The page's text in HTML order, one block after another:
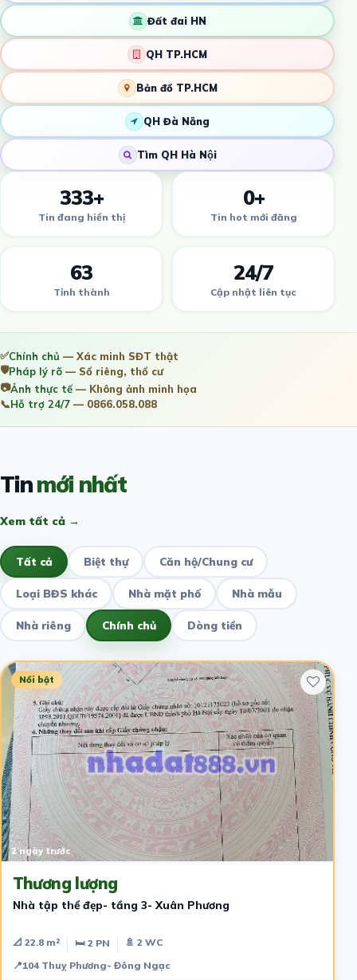
Đất đai HN
QH TP.HCM
Bản đồ TP.HCM
QH Đà Nẵng
Tìm QH Hà Nội
333+
Tin đang hiển thị
0+
Tin hot mới đăng
63
Tỉnh thành
24/7
Cập nhật liên tục
✅Chính chủ — Xác minh SĐT thật
🛡️Pháp lý rõ — Sổ riêng, thổ cư
📷Ảnh thực tế— Không ảnh minh họa
📞Hỗ trợ 24/7 — 0866.058.088
Tinmới nhất
Xem tất cả →
Tất cả Biệt thự Căn hộ/Chung cư
Loại BĐS khác Nhà mặt phố Nhà mẫu
Nhà riêng Chính chủ Dòng tiền
Nổi bật
2 ngày trước
Thương lượng
Nhà tập thể đẹp- tầng 3- Xuân Phương
📐 22.8 m² 🛏 2 PN
🚿 2 WC
📍104 Thuỵ Phương- Đông Ngạc